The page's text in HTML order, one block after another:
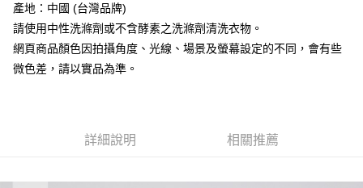
【注意事項】
１．透過由恩沛科技股份有限公司提供之「AFTEE先享後付」服務完成之交
易，需依本服務之必要範圍內提供個人資料，並將交易相關給付款項請求債
權轉讓予恩沛科技股份有限公司。
２．關於個人資料處理事宜，請瀏覽以下網址：
４．使用「AFTEE先享後付」時，將依據個別帳號之用戶狀況，依本公司即
５．嚴禁一人註冊多個帳號或使用他人資訊註冊。若發現惡意使用之情形，
貨到付款
每筆NT$130，滿NT$3,000(含以上)免運費
產地：中國 (台灣品牌)
請使用中性洗滌劑或不含酵素之洗滌劑清洗衣物。
網頁商品顏色因拍攝角度、光線、場景及螢幕設定的不同，會有些
微色差，請以實品為準。
詳細說明 相關推薦